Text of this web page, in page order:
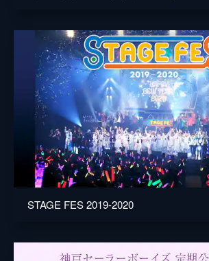
STAGE FES 2019-2020